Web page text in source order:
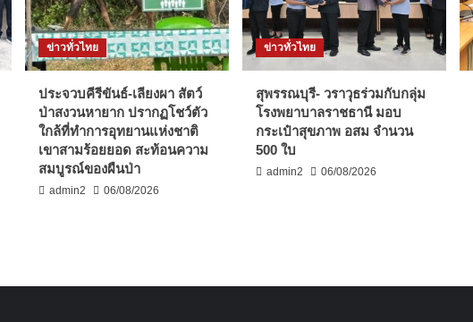
ข่าวทั่วไทย
ประจวบคีรีขันธ์-เลียงผา สัตว์
ป่าสงวนหายาก ปรากฏโชว์ตัว
ใกล้ที่ทำการอุทยานแห่งชาติ
เขาสามร้อยยอด สะท้อนความ
สมบูรณ์ของผืนป่า
admin2 06/08/2026
ข่าวทั่วไทย
สุพรรณบุรี- วราวุธร่วมกับกลุ่ม
โรงพยาบาลราชธานี มอบ
กระเป๋าสุขภาพ อสม จำนวน
500 ใบ
admin2 06/08/2026